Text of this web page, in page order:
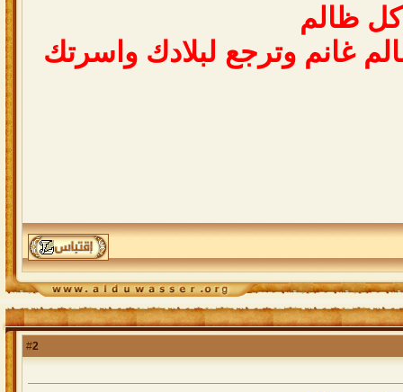
كل ظالم
غانم وترجع لبلادك واسرتك
2